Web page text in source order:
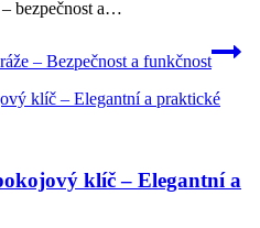
– bezpečnost a…
– Bezpečnost a funkčnost
klíč – Elegantní a